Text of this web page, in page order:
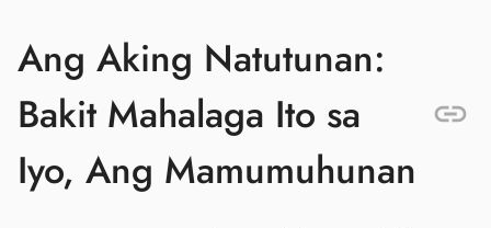
Ang Aking Natutunan:
Bakit Mahalaga Ito sa
Iyo, Ang Mamumuhunan